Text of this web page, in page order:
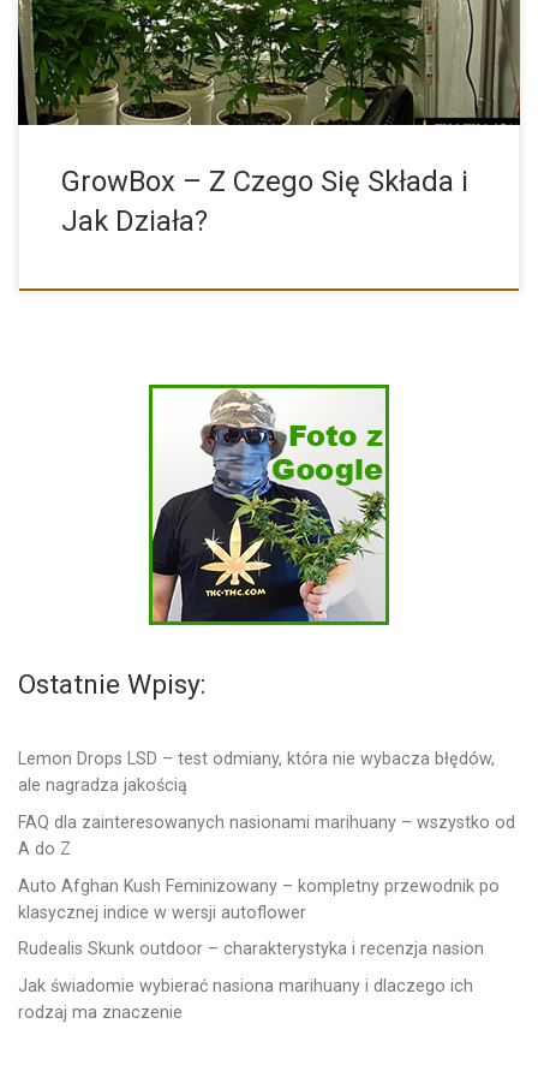
GrowBox – Z Czego Się Składa i
Jak Działa?
Ostatnie Wpisy:
Lemon Drops LSD – test odmiany, która nie wybacza błędów,
ale nagradza jakością
FAQ dla zainteresowanych nasionami marihuany – wszystko od
A do Z
Auto Afghan Kush Feminizowany – kompletny przewodnik po
klasycznej indice w wersji autoflower
Rudealis Skunk outdoor – charakterystyka i recenzja nasion
Jak świadomie wybierać nasiona marihuany i dlaczego ich
rodzaj ma znaczenie